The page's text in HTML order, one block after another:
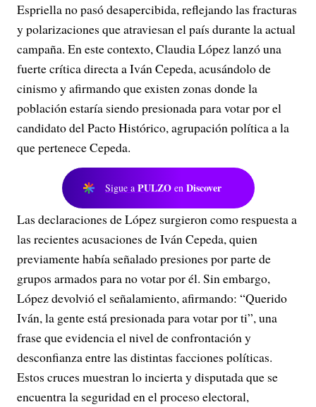
Espriella no pasó desapercibida, reflejando las fracturas
y polarizaciones que atraviesan el país durante la actual
campaña. En este contexto, Claudia López lanzó una
fuerte crítica directa a Iván Cepeda, acusándolo de
cinismo y afirmando que existen zonas donde la
población estaría siendo presionada para votar por el
candidato del Pacto Histórico, agrupación política a la
que pertenece Cepeda.
Sigue a PULZO en Discover
Las declaraciones de López surgieron como respuesta a
las recientes acusaciones de Iván Cepeda, quien
previamente había señalado presiones por parte de
grupos armados para no votar por él. Sin embargo,
López devolvió el señalamiento, afirmando: “Querido
Iván, la gente está presionada para votar por ti”, una
frase que evidencia el nivel de confrontación y
desconfianza entre las distintas facciones políticas.
Estos cruces muestran lo incierta y disputada que se
encuentra la seguridad en el proceso electoral,